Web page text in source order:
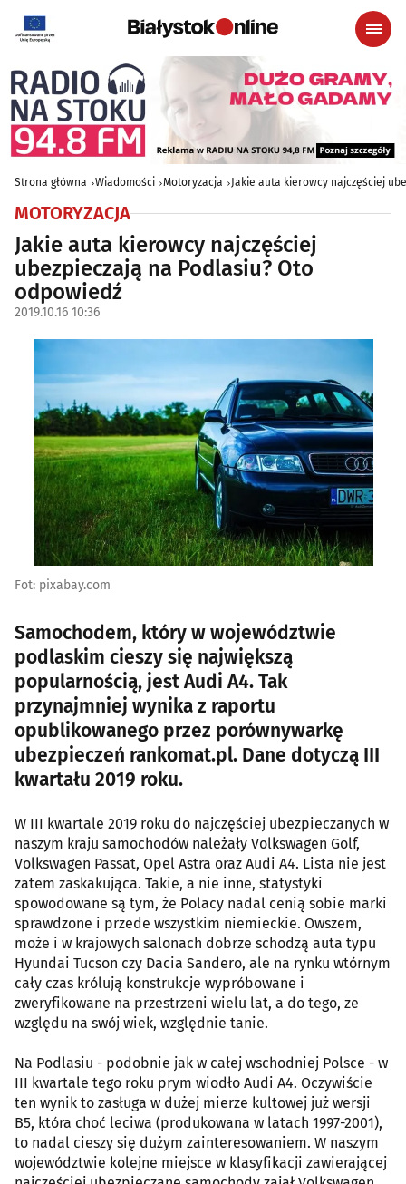
Strona główna Wiadomości Motoryzacja Jakie auta kierowcy najczęściej
MOTORYZACJA
Jakie auta kierowcy najczęściej
ubezpieczają na Podlasiu? Oto
odpowiedź
2019.10.16 10:36
Fot: pixabay.com
Samochodem, który w województwie
podlaskim cieszy się największą
popularnością, jest Audi A4. Tak
przynajmniej wynika z raportu
opublikowanego przez porównywarkę
ubezpieczeń rankomat.pl. Dane dotyczą III
kwartału 2019 roku.
W III kwartale 2019 roku do najczęściej ubezpieczanych w
naszym kraju samochodów należały Volkswagen Golf,
Volkswagen Passat, Opel Astra oraz Audi A4. Lista nie jest
zatem zaskakująca. Takie, a nie inne, statystyki
spowodowane są tym, że Polacy nadal cenią sobie marki
sprawdzone i przede wszystkim niemieckie. Owszem,
może i w krajowych salonach dobrze schodzą auta typu
Hyundai Tucson czy Dacia Sandero, ale na rynku wtórnym
cały czas królują konstrukcje wypróbowane i
zweryfikowane na przestrzeni wielu lat, a do tego, ze
względu na swój wiek, względnie tanie.
Na Podlasiu - podobnie jak w całej wschodniej Polsce - w
III kwartale tego roku prym wiodło Audi A4. Oczywiście
ten wynik to zasługa w dużej mierze kultowej już wersji
B5, która choć leciwa (produkowana w latach 1997-2001),
to nadal cieszy się dużym zainteresowaniem. W naszym
województwie kolejne miejsce w klasyfikacji zawierającej